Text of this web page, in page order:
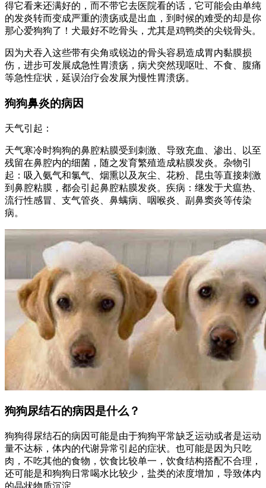
得它看来还满好的，而不带它去医院看的话，它可能会由单纯
的发炎转而变成严重的溃疡或是出血，到时候的难受的却是你
那心爱狗狗了！犬最好不吃骨头，尤其是鸡鸭类的尖锐骨头。
因为犬吞入这些带有尖角或锐边的骨头容易造成胃内黏膜损
伤，进步可发展成急性胃溃疡，病犬突然现呕吐、不食、腹痛
等急性症状，延误治疗会发展为慢性胃溃疡。
狗狗鼻炎的病因
天气引起：
天气寒冷时狗狗的鼻腔粘膜受到刺激、导致充血、渗出、以至
残留在鼻腔内的细菌，随之发育繁殖造成粘膜发炎。杂物引
起：吸入氨气和氯气、烟熏以及灰尘、花粉、昆虫等直接刺激
到鼻腔粘膜，都会引起鼻腔粘膜发炎。疾病：继发于犬瘟热、
流行性感冒、支气管炎、鼻螨病、咽喉炎、副鼻窦炎等传染
病。
狗狗尿结石的病因是什么？
狗狗得尿结石的病因可能是由于狗狗平常缺乏运动或者是运动
量不达标，体内的代谢异常引起的症状。也可能是因为只吃
肉，不吃其他的食物，饮食比较单一，饮食结构搭配不合理，
还可能是和狗狗日常喝水比较少，盐类的浓度增加，导致体内